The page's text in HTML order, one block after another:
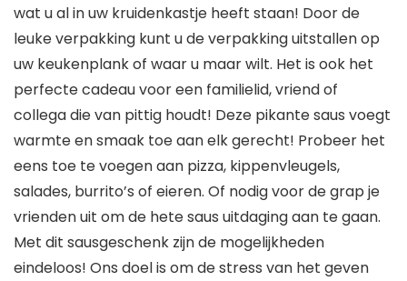
wat u al in uw kruidenkastje heeft staan! Door de
leuke verpakking kunt u de verpakking uitstallen op
uw keukenplank of waar u maar wilt. Het is ook het
perfecte cadeau voor een familielid, vriend of
collega die van pittig houdt! Deze pikante saus voegt
warmte en smaak toe aan elk gerecht! Probeer het
eens toe te voegen aan pizza, kippenvleugels,
salades, burrito’s of eieren. Of nodig voor de grap je
vrienden uit om de hete saus uitdaging aan te gaan.
Met dit sausgeschenk zijn de mogelijkheden
eindeloos! Ons doel is om de stress van het geven